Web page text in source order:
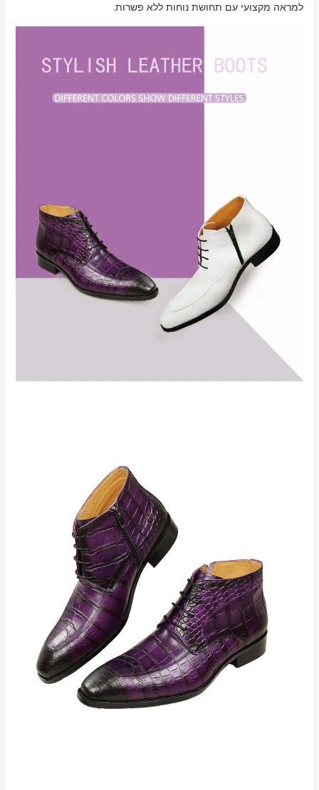
למראה מקצועי עם תחושת נוחות ללא פשרות.